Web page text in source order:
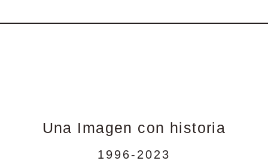
Una Imagen con historia
1996-2023